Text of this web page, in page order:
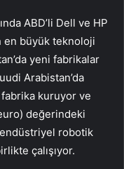
ABD’li Dell ve HP
en büyük teknoloji
yeni fabrikalar
Arabistan’da
kuruyor ve
değerindeki
robotik
çalışıyor.